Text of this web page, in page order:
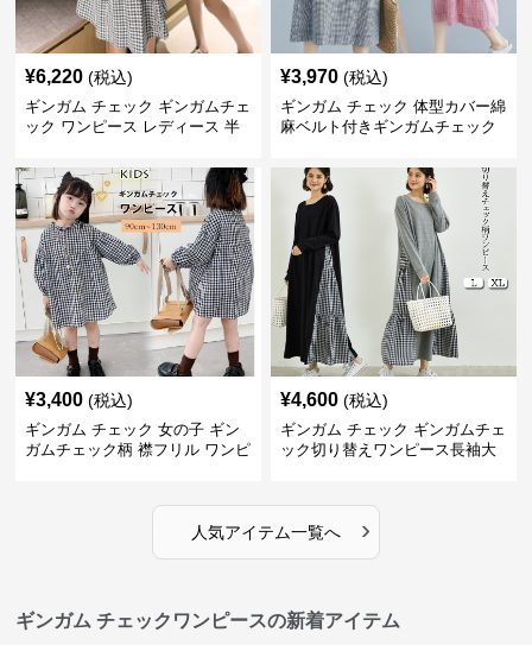
¥6,220 (税込)
ギンガム チェック ギンガムチェ
ック ワンピース レディース 半
¥3,970 (税込)
ギンガム チェック 体型カバー綿
麻ベルト付きギンガムチェック
¥3,400 (税込)
ギンガム チェック 女の子 ギン
ガムチェック柄 襟フリル ワンピ
¥4,600 (税込)
ギンガム チェック ギンガムチェ
ック切り替えワンピース長袖大
人気アイテム一覧へ ›
ギンガム チェックワンピースの新着アイテム